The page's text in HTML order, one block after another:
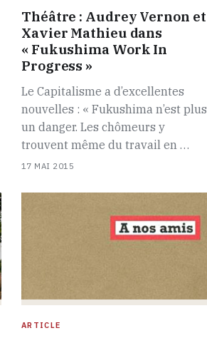
Théâtre : Audrey Vernon et
Xavier Mathieu dans
« Fukushima Work In
Progress »
Le Capitalisme a d’excellentes
nouvelles : « Fukushima n’est plus
un danger. Les chômeurs y
trouvent même du travail en …
17 MAI 2015
ARTICLE